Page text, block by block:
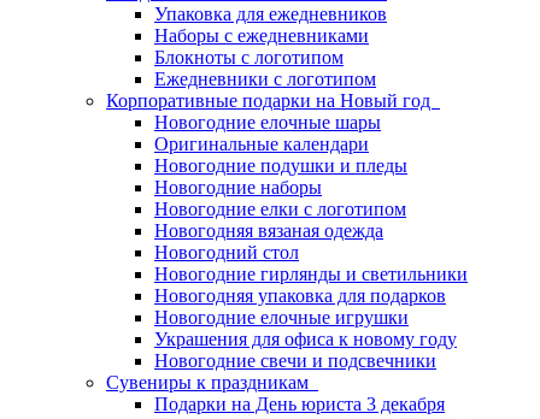
Упаковка для ежедневников
Наборы с ежедневниками
Блокноты с логотипом
Ежедневники с логотипом
Корпоративные подарки на Новый год
Новогодние елочные шары
Оригинальные календари
Новогодние подушки и пледы
Новогодние наборы
Новогодние елки с логотипом
Новогодняя вязаная одежда
Новогодний стол
Новогодние гирлянды и светильники
Новогодняя упаковка для подарков
Новогодние елочные игрушки
Украшения для офиса к новому году
Новогодние свечи и подсвечники
Сувениры к праздникам
Подарки на День юриста 3 декабря